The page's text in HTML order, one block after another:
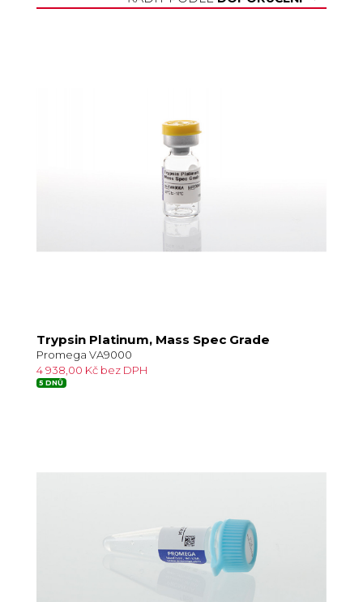
Trypsin Platinum, Mass Spec Grade
Promega VA9000
4 938,00 Kč bez DPH
5 DNŮ